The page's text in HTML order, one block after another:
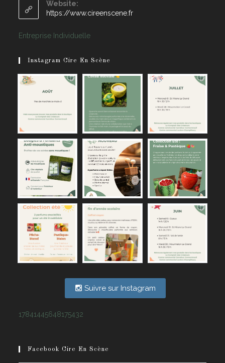
Website:
https://www.cireenscene.fr
Entreprise Individuelle
Instagram Cire En Scène
Suivre sur Instagram
17841445648175432
Facebook Cire En Scène